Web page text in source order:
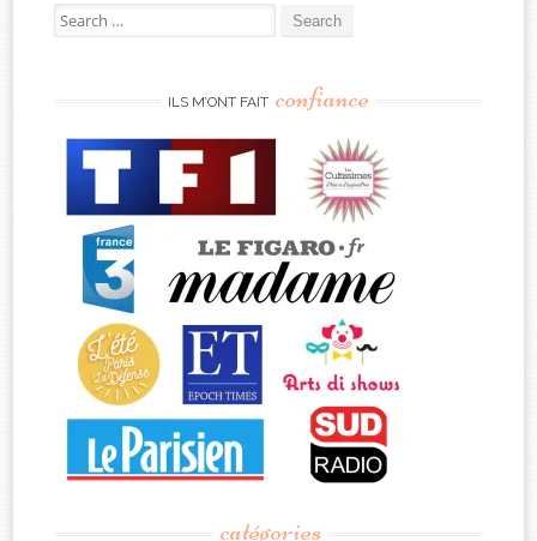
Search
for:
ILS M’ONT FAIT confiance
catégories